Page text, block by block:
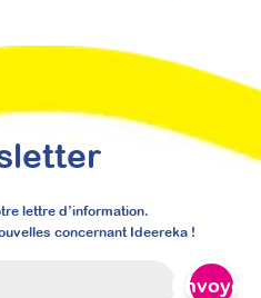
lettre d’information.
concernant Ideereka !
Envoyer